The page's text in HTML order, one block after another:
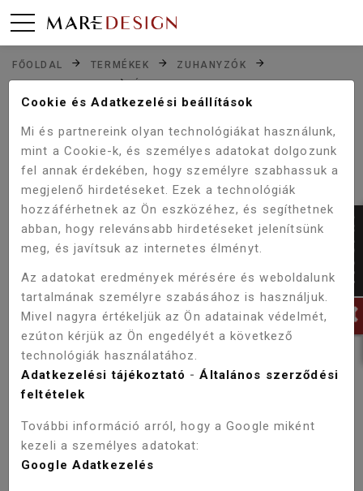
FŐOLDAL TERMÉKEK
ZUHANYZÓK
ZUHANYKABINOK
ÍVES ZUHANYKABIN
TERMÉKEINK
SZŰRŐ
KATEGÓRIA
Zuhanyzók
KUPON
igen %
GYÁRTÓ
Deante
Viva Aqua
Sanotechnik
AJTÓ KIVITEL
Nyílóajtós
Tolóajtós
HÁTFALAS
ZUHANYKABIN
Cookie és Adatkezelési beállítások
Mi és partnereink olyan technológiákat használunk,
mint a Cookie-k, és személyes adatokat dolgozunk
fel annak érdekében, hogy személyre szabhassuk a
megjelenő hirdetéseket. Ezek a technológiák
hozzáférhetnek az Ön eszközéhez, és segíthetnek
abban, hogy relevánsabb hirdetéseket jelenítsünk
meg, és javítsuk az internetes élményt.
Az adatokat eredmények mérésére és weboldalunk
tartalmának személyre szabásához is használjuk.
Mivel nagyra értékeljük az Ön adatainak védelmét,
ezúton kérjük az Ön engedélyét a következő
technológiák használatához.
Adatkezelési tájékoztató -Általános szerződési
feltételek
További információ arról, hogy a Google miként
kezeli a személyes adatokat:
Google Adatkezelés